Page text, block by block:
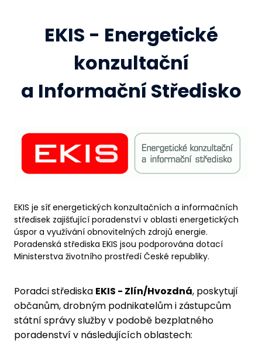
EKIS - Energetické
konzultační
a Informační Středisko
EKIS je síť energetických konzultačních a informačních
středisek zajišťující poradenství v oblasti energetických
úspor a využívání obnovitelných zdrojů energie.
Poradenská střediska EKIS jsou podporována dotací
Ministerstva životního prostředí České republiky.
Poradci střediska EKIS - Zlín/Hvozdná, poskytují
občanům, drobným podnikatelům i zástupcům
státní správy služby v podobě bezplatného
poradenství v následujících oblastech: